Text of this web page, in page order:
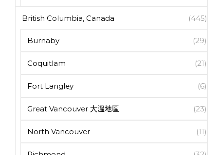
British Columbia, Canada (445)
Burnaby (29)
Coquitlam (21)
Fort Langley (6)
Great Vancouver 大溫地區 (23)
North Vancouver (11)